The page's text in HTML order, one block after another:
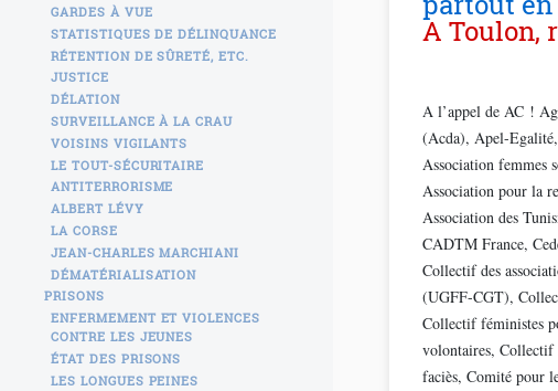
A l’appel de AC !
(Acda), Apel-
Association femmes
Association pour la
Association des
CADTM France,
Collectif des
(UGFF-CGT),
Collectif féministes
volontaires, Collectif
faciès, Comité pour
GARDES À VUE
STATISTIQUES DE DÉLINQUANCE
RÉTENTION DE SÛRETÉ, ETC.
JUSTICE
DÉLATION
SURVEILLANCE À LA CRAU
VOISINS VIGILANTS
LE TOUT-SÉCURITAIRE
ANTITERRORISME
ALBERT LÉVY
LA CORSE
JEAN-CHARLES MARCHIANI
DÉMATÉRIALISATION
PRISONS
ENFERMEMENT ET VIOLENCES
CONTRE LES JEUNES
ÉTAT DES PRISONS
LES LONGUES PEINES